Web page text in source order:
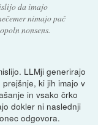
da imajo
nimajo pač
nonsens.
LLMji generirajo
ki jih imajo v
in vsako črko
dokler ni naslednji
odgovora.